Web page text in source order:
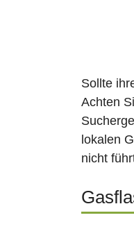
Sollte
Achten
lokalen
nicht